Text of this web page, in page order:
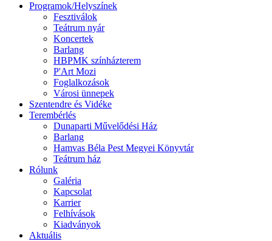
Programok/Helyszínek
Fesztiválok
Teátrum nyár
Koncertek
Barlang
HBPMK színházterem
P'Art Mozi
Foglalkozások
Városi ünnepek
Szentendre és Vidéke
Terembérlés
Dunaparti Művelődési Ház
Barlang
Hamvas Béla Pest Megyei Könyvtár
Teátrum ház
Rólunk
Galéria
Kapcsolat
Karrier
Felhívások
Kiadványok
Aktuális